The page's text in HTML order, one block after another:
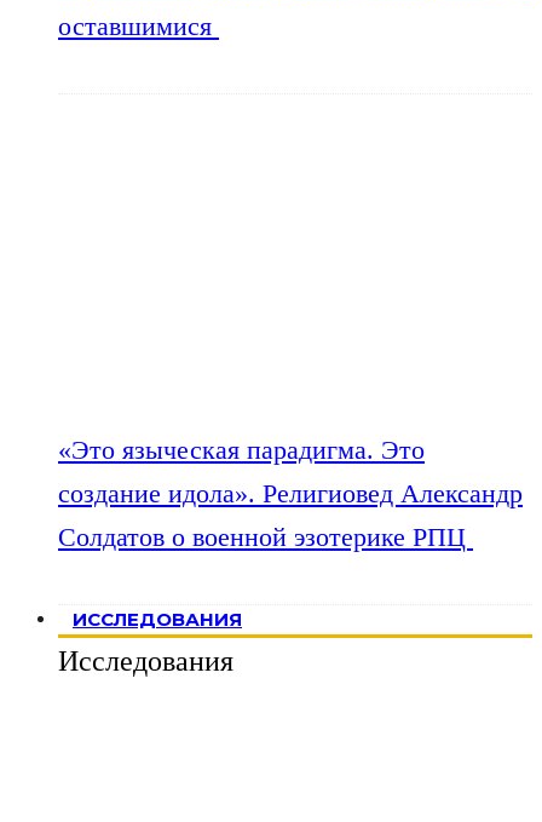
оставшимися
«Это языческая парадигма. Это
создание идола». Религиовед Александр
Солдатов о военной эзотерике РПЦ
ИССЛЕДОВАНИЯ
Исследования